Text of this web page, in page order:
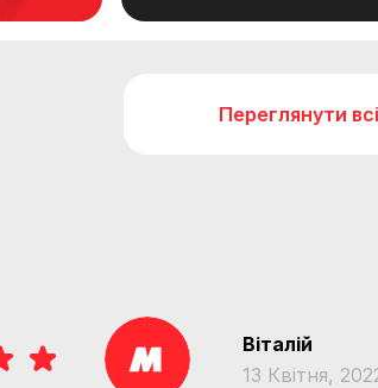
Переглянути всі
Віталій
13 Квітня,